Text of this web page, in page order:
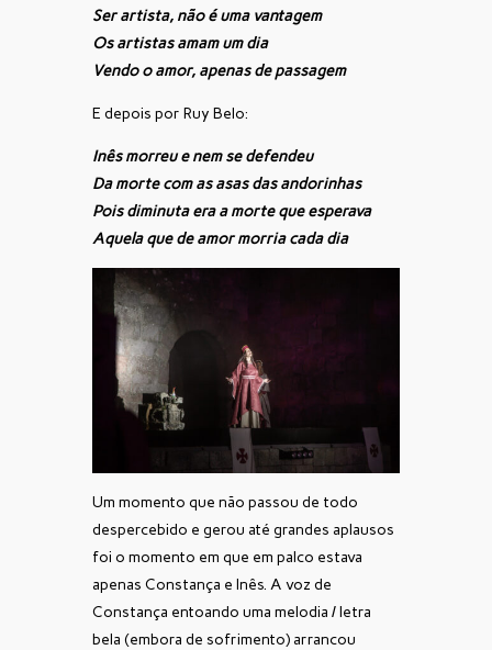
Ser artista, não é uma vantagem
Os artistas amam um dia
Vendo o amor, apenas de passagem
E depois por Ruy Belo:
Inês morreu e nem se defendeu
Da morte com as asas das andorinhas
Pois diminuta era a morte que esperava
Aquela que de amor morria cada dia
Um momento que não passou de todo
despercebido e gerou até grandes aplausos
foi o momento em que em palco estava
apenas Constança e Inês. A voz de
Constança entoando uma melodia / letra
bela (embora de sofrimento) arrancou